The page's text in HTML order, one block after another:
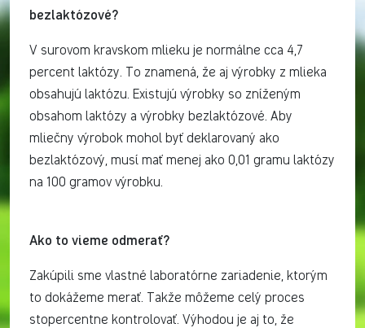
bezlaktózové?
V surovom kravskom mlieku je normálne cca 4,7
percent laktózy. To znamená, že aj výrobky z mlieka
obsahujú laktózu. Existujú výrobky so zníženým
obsahom laktózy a výrobky bezlaktózové. Aby
mliečny výrobok mohol byť deklarovaný ako
bezlaktózový, musí mať menej ako 0,01 gramu laktózy
na 100 gramov výrobku.
Ako to vieme odmerať?
Zakúpili sme vlastné laboratórne zariadenie, ktorým
to dokážeme merať. Takže môžeme celý proces
stopercentne kontrolovať. Výhodou je aj to, že